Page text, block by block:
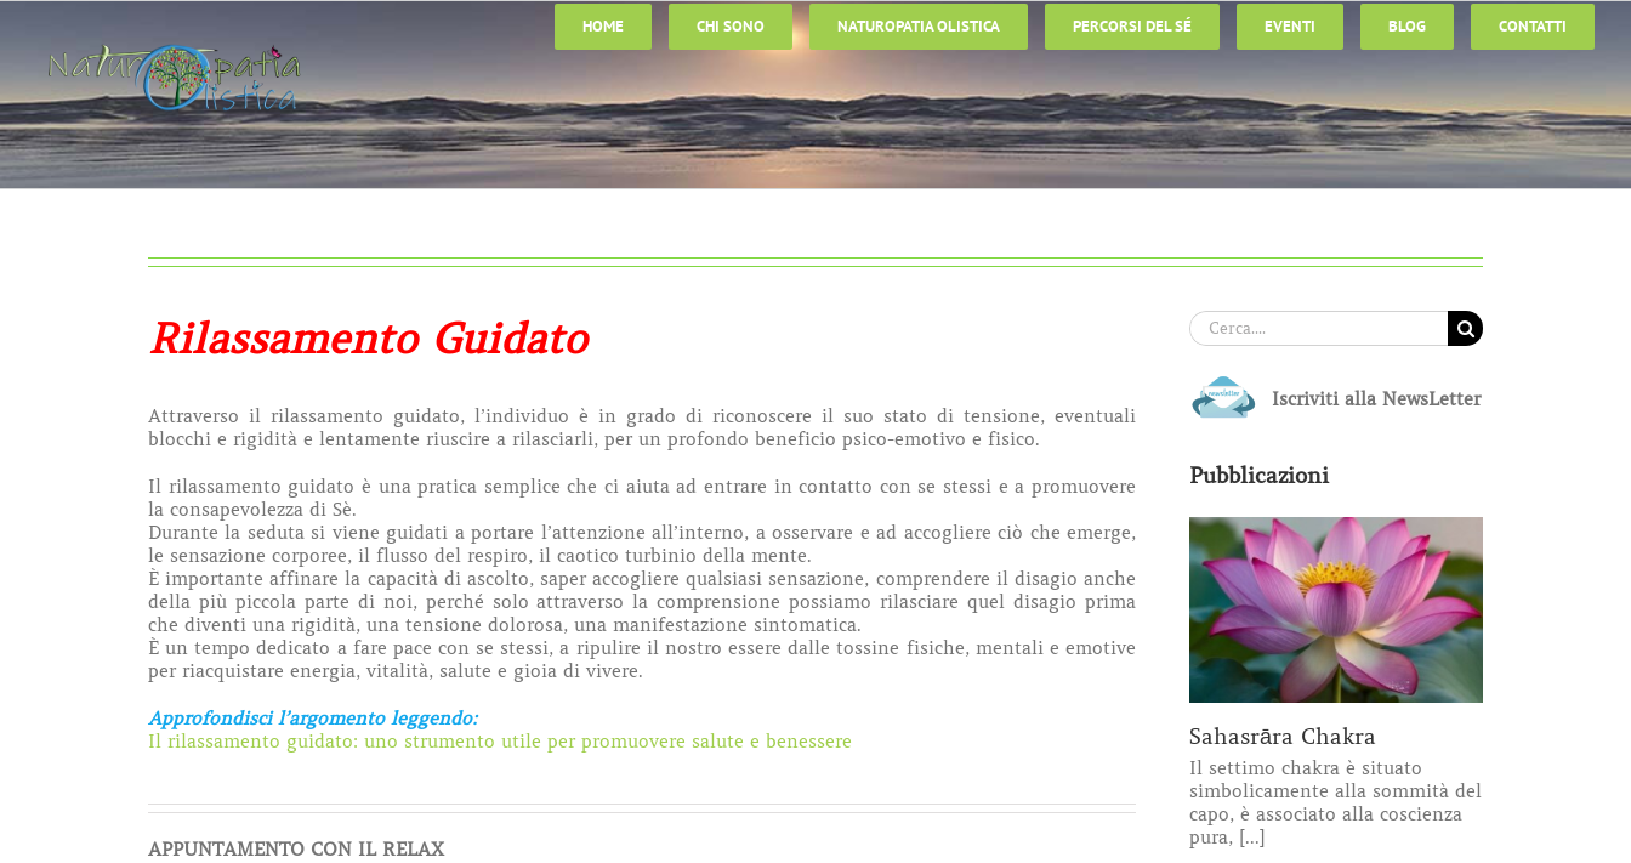
contenuto
HOME CHI SONO NATUROPATIA OLISTICA PERCORSI DEL SÉ EVENTI BLOG CONTATTI
Rilassamento Guidato
Attraverso il rilassamento guidato, l’individuo è in grado di riconoscere il suo stato di tensione, eventuali
blocchi e rigidità e lentamente riuscire a rilasciarli, per un profondo beneficio psico-emotivo e fisico.
Il rilassamento guidato è una pratica semplice che ci aiuta ad entrare in contatto con se stessi e a promuovere
la consapevolezza di Sè.
Durante la seduta si viene guidati a portare l’attenzione all’interno, a osservare e ad accogliere ciò che emerge,
le sensazione corporee, il flusso del respiro, il caotico turbinio della mente.
È importante affinare la capacità di ascolto, saper accogliere qualsiasi sensazione, comprendere il disagio anche
della più piccola parte di noi, perché solo attraverso la comprensione possiamo rilasciare quel disagio prima
che diventi una rigidità, una tensione dolorosa, una manifestazione sintomatica.
È un tempo dedicato a fare pace con se stessi, a ripulire il nostro essere dalle tossine fisiche, mentali e emotive
per riacquistare energia, vitalità, salute e gioia di vivere.
Approfondisci l’argomento leggendo:
Il rilassamento guidato: uno strumento utile per promuovere salute e benessere
APPUNTAMENTO CON IL RELAX
Cerca
per:
Iscriviti alla NewsLetter
Pubblicazioni
Sahasrāra Chakra
Il settimo chakra è situato
simbolicamente alla sommità del
capo, è associato alla coscienza
pura, [...]